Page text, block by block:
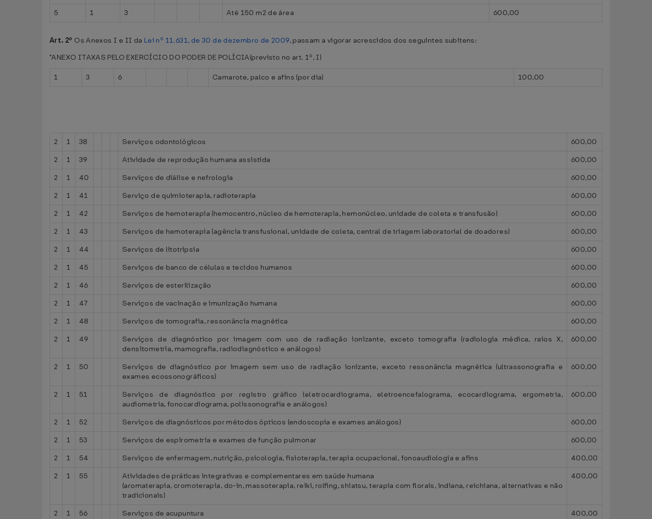
5
1 3 Até 150 m2 de área 600,00
Art. 2º Os Anexos I e II da Lei nº 11.631, de 30 de dezembro de 2009, passam a vigorar acrescidos dos seguintes subitens:
"ANEXO ITAXAS PELO EXERCÍCIO DO PODER DE POLÍCIA(previsto no art. 1º, I)
1 3 6 Camarote, palco e afins (por dia) 100,00
2 1 38 Serviços odontológicos
600,00
2
1 39 Atividade de reprodução humana assistida
600,00
2
1 40 Serviços de diálise e nefrologia
600,00
2
1 41 Serviço de quimioterapia, radioterapia
600,00
2
1 42 Serviços de hemoterapia (hemocentro, núcleo de hemoterapia, hemonúcleo, unidade de coleta e transfusão)
600,00
2
1 43 Serviços de hemoterapia (agência transfusional, unidade de coleta, central de triagem laboratorial de doadores)
600,00
2
1 44 Serviços de litotripsia
600,00
2
1 45 Serviços de banco de células e tecidos humanos
600,00
2
1 46 Serviços de esterilização
600,00
2
1 47 Serviços de vacinação e imunização humana
600,00
2
1 48 Serviços de tomografia, ressonância magnética
600,00
2
1 49
Serviços de diagnóstico por imagem com uso de radiação ionizante, exceto tomografia (radiologia médica, raios X,
densitometria, mamografia, radiodiagnóstico e análogos)
600,00
2 1 50
Serviços de diagnóstico por imagem sem uso de radiação ionizante, exceto ressonância magnética (ultrassonografia e
exames ecossonográficos)
600,00
2 1 51
Serviços de diagnóstico por registro gráfico (eletrocardiograma, eletroencefalograma, ecocardiograma, ergometria,
audiometria, fonocardiograma, polissonografia e análogos)
600,00
2 1 52 Serviços de diagnósticos por métodos ópticos (endoscopia e exames análogos)
600,00
2
1 53 Serviços de espirometria e exames de função pulmonar
600,00
2
1 54 Serviços de enfermagem, nutrição, psicologia, fisioterapia, terapia ocupacional, fonoaudiologia e afins
400,00
2
1 55
Atividades de práticas integrativas e complementares em saúde humana
(aromaterapia, cromoterapia, do-in, massoterapia, reiki, rolfing, shiatsu, terapia com florais, indiana, reichiana, alternativas e não
tradicionais)
400,00
2 1 56 Serviços de acupuntura
400,00